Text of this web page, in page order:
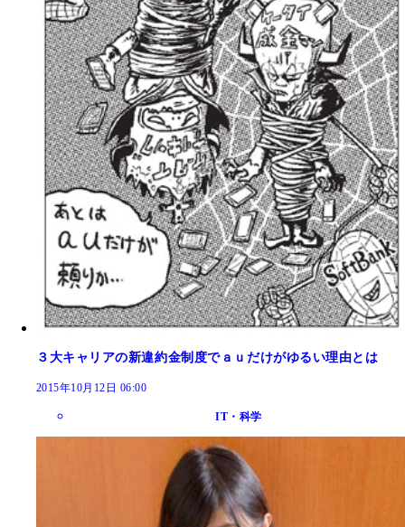
３大キャリアの新違約金制度でａｕだけがゆるい理由とは
2015年10月12日 06:00
IT・科学